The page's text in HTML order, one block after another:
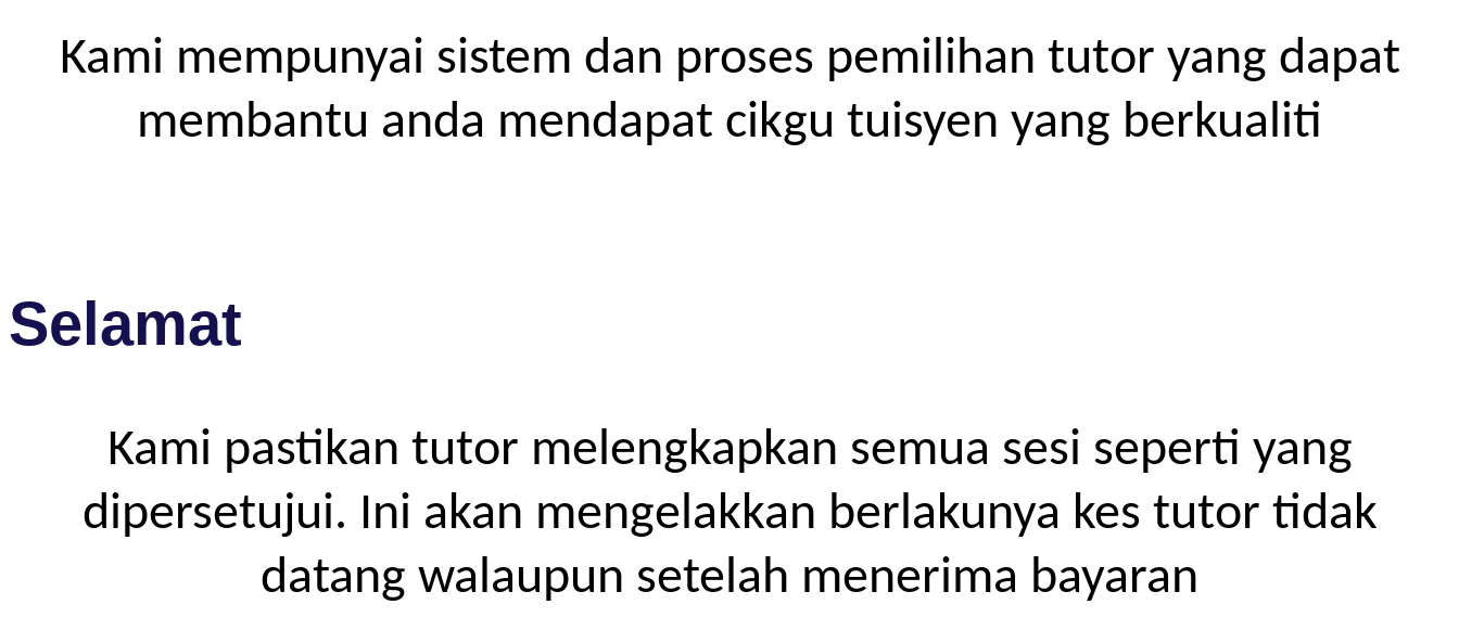
Kami mempunyai sistem dan proses pemilihan tutor yang dapat
membantu anda mendapat cikgu tuisyen yang berkualiti
Selamat
Kami pastikan tutor melengkapkan semua sesi seperti yang
dipersetujui. Ini akan mengelakkan berlakunya kes tutor tidak
datang walaupun setelah menerima bayaran